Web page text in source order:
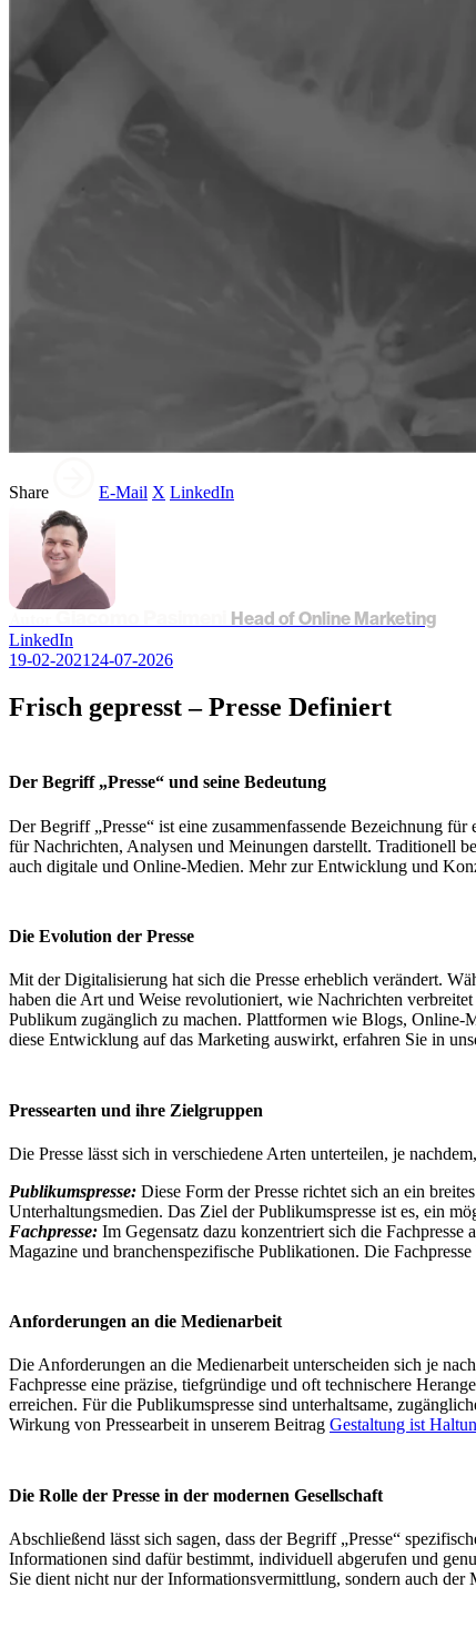
Share E-Mail X LinkedIn
Head of Online Marketing
LinkedIn
19-02-2021 24-07-2026
Frisch gepresst – Presse Definiert
Der Begriff „Presse“ und seine Bedeutung
Der Begriff „Presse“ ist eine zusammenfassende Bezeichnung
für Nachrichten, Analysen und Meinungen darstellt. Traditionell
auch digitale und Online-Medien. Mehr zur Entwicklung und
Die Evolution der Presse
Mit der Digitalisierung hat sich die Presse erheblich verändert.
haben die Art und Weise revolutioniert, wie Nachrichten
Publikum zugänglich zu machen. Plattformen wie Blogs, Online-
diese Entwicklung auf das Marketing auswirkt, erfahren Sie in
Pressearten und ihre Zielgruppen
Die Presse lässt sich in verschiedene Arten unterteilen, je
Publikumspresse: Diese Form der Presse richtet sich an ein
Unterhaltungsmedien. Das Ziel der Publikumspresse ist es, ein
Fachpresse: Im Gegensatz dazu konzentriert sich die
Magazine und branchenspezifische Publikationen. Die
Anforderungen an die Medienarbeit
Die Anforderungen an die Medienarbeit unterscheiden sich je
Fachpresse eine präzise, tiefgründige und oft technischere
erreichen. Für die Publikumspresse sind unterhaltsame,
Wirkung von Pressearbeit in unserem Beitrag Gestaltung ist
Die Rolle der Presse in der modernen Gesellschaft
Abschließend lässt sich sagen, dass der Begriff „Presse“
Informationen sind dafür bestimmt, individuell abgerufen und
Sie dient nicht nur der Informationsvermittlung, sondern auch